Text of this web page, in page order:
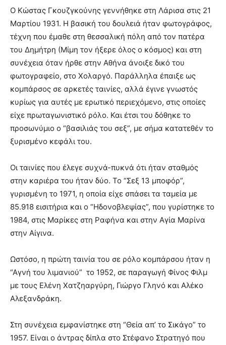
Ο Κώστας Γκουζγκούνης γεννήθηκε στη Λάρισα στις 21
Μαρτίου 1931. Η βασική του δουλειά ήταν φωτογράφος,
τέχνη που έμαθε στη θεσσαλική πόλη από τον πατέρα
του Δημήτρη (Μίμη τον ήξερε όλος ο κόσμος) και στη
συνέχεια όταν ήρθε στην Αθήνα άνοιξε δικό του
φωτογραφείο, στο Χολαργό. Παράλληλα έπαιξε ως
κομπάρσος σε αρκετές ταινίες, αλλά έγινε γνωστός
κυρίως για αυτές με ερωτικό περιεχόμενο, στις οποίες
είχε πρωταγωνιστικό ρόλο. Και έτσι του δόθηκε το
προσωνύμιο ο “βασιλιάς του σεξ”, με σήμα κατατεθέν το
ξυρισμένο κεφάλι του.
Οι ταινίες που έλεγε συχνά-πυκνά ότι ήταν σταθμός
στην καριέρα του ήταν δύο. Το “Σεξ 13 μποφόρ”,
γυρισμένη το 1971, η οποία είχε σπάσει τα ταμεία με
85.918 εισιτήρια και ο “Ηδονοβλεψίας”, που γυρίστηκε το
1984, στις Μαρίκες στη Ραφήνα και στην Αγία Μαρίνα
στην Αίγινα.
Ωστόσο, η πρώτη ταινία του σε ρόλο κομπάρσου ήταν η
“Αγνή του λιμανιού” το 1952, σε παραγωγή Φίνος Φιλμ
με τους Ελένη Χατζηαργύρη, Γιώργο Γληνό και Αλέκο
Αλεξανδράκη.
Στη συνέχεια εμφανίστηκε στη “Θεία απ’ το Σικάγο” το
1957. Είναι ο άντρας δίπλα στο Στέφανο Στρατηγό που